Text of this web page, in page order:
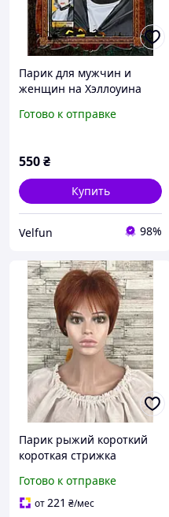
Парик для мужчин и
женщин на Хэллоуина
прядями one size
Готово к отправке
550₴
Купить
Velfun 98%
Парик рыжий короткий
короткая стрижка
ежедневной носки
Hivision ronik 130
Готово к отправке
от221 ₴/мес